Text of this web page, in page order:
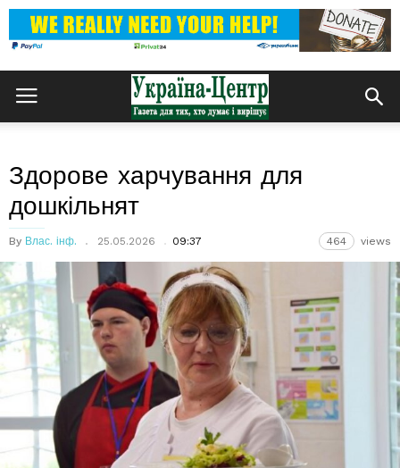
Здорове харчування для
дошкільнят
By Влас. інф. 25.05.2026 09:37 464 views